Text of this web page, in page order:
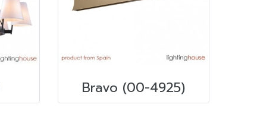
Bravo (00-4925)